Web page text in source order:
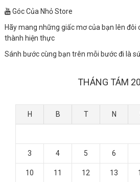
Góc Của Nhỏ Store
Hãy mang những giấc mơ của bạn lên đôi
thành hiện thực
Sánh bước cùng bạn trên mỗi bước đi là
THÁNG TÁM
H B T N
3 4 5 6
10 11 12 13